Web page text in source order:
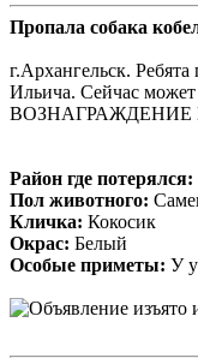
Пропала собака
г.Архангельск.
Ильича. Сейчас
ВОЗНАГРАЖДЕНИЕ
Район где потерялся:
Пол животного:
Кличка: Кокосик
Окрас: Белый
Особые приметы: У